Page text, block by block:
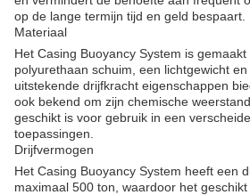
op de lange termijn tijd en geld bespaart.
Materiaal
Het Casing Buoyancy System is
polyurethaan schuim, een lichtgewicht
uitstekende drijfkracht eigenschappen
ook bekend om zijn chemische
geschikt is voor gebruik in een
toepassingen.
Drijfvermogen
Het Casing Buoyancy System heeft een
maximaal 500 ton, waardoor het